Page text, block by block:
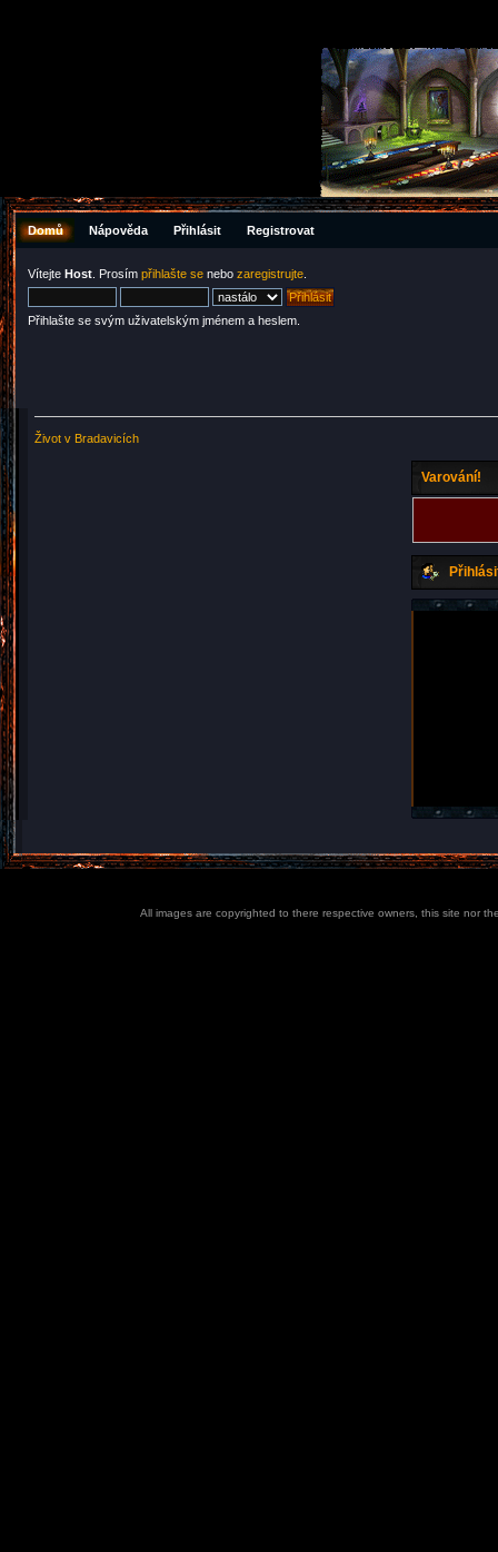
Domů Nápověda Přihlásit Registrovat
Vítejte Host . Prosím přihlašte se nebo zaregistrujte
Přihlašte se svým uživatelským jménem a heslem.
Život v Bradavicích
Varování!
All images are copyrighted to there respective owners, this site nor